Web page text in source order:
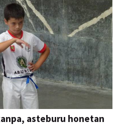
asteburu honetan